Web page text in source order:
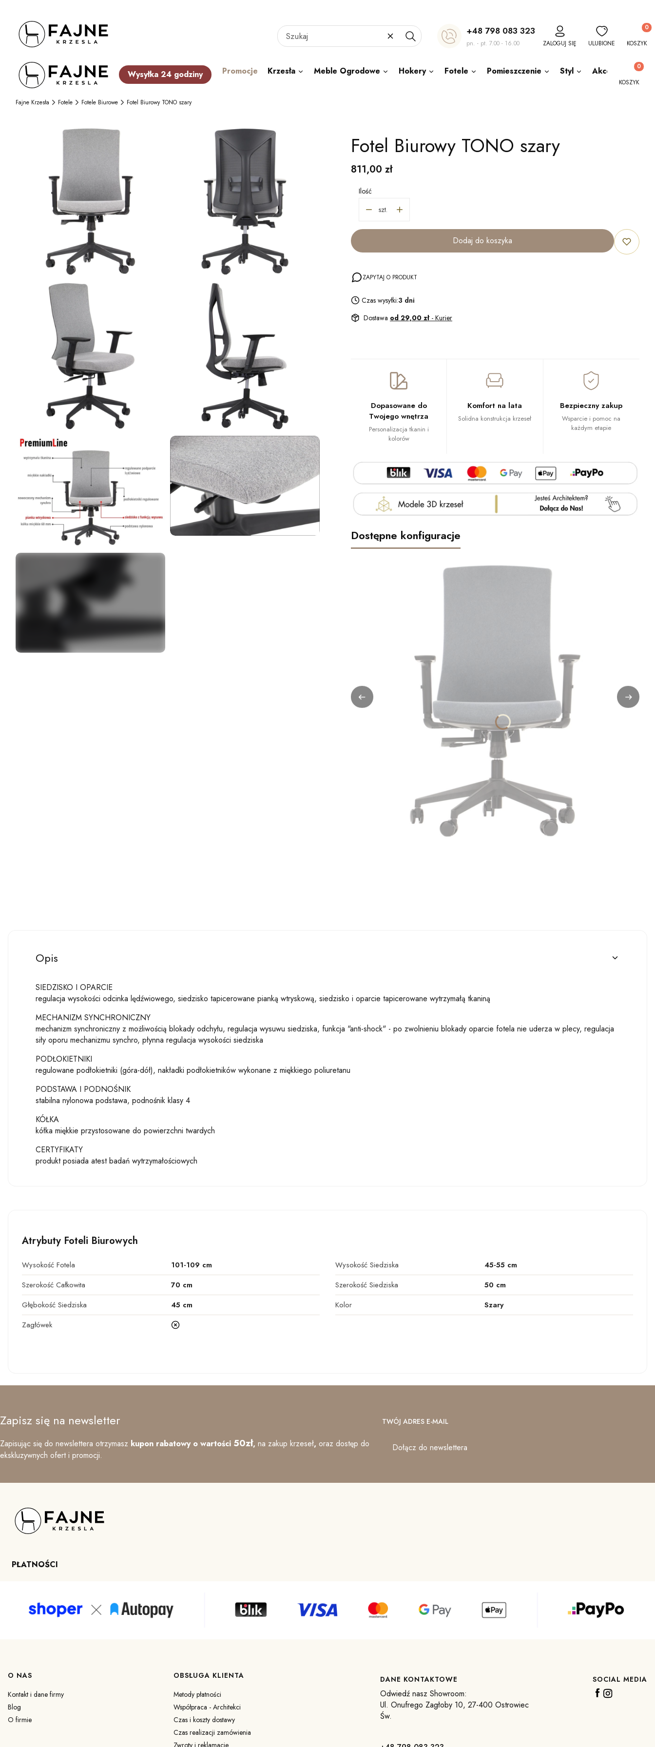
WyczyśćSzukaj
+48 798 083 323
pn. - pt. 7.00 - 16.00 ZALOGUJ SIĘ ULUBIONE KOSZYK
Wysyłka 24 godziny Promocje Krzesła Meble Ogrodowe Hokery Fotele Pomieszczenie Styl AkcesoriaProdukty
KOSZYK
Fajne Krzesła Fotele Fotele Biurowe Fotel Biurowy TONO szary
Fotel Biurowy TONO szary
Cena
811,00 zł
Ilość
szt.
Dodaj do koszyka
ZAPYTAJ O PRODUKT
Czas wysyłki:3 dni
Dostawa od 29,00 zł - Kurier
Dopasowane do
Twojego wnętrza
Personalizacja tkanin i
kolorów
Komfort na lata
Solidna konstrukcja krzeseł
Bezpieczny zakup
Wsparcie i pomoc na
każdym etapie
Dostępne konfiguracje
Opis
SIEDZISKO I OPARCIE
regulacja wysokości odcinka lędźwiowego, siedzisko tapicerowane pianką wtryskową, siedzisko i oparcie tapicerowane wytrzymałą tkaniną
MECHANIZM SYNCHRONICZNY
mechanizm synchroniczny z możliwością blokady odchyłu, regulacja wysuwu siedziska, funkcja "anti-shock" - po zwolnieniu blokady oparcie fotela nie uderza w plecy, regulacja
siły oporu mechanizmu synchro, płynna regulacja wysokości siedziska
PODŁOKIETNIKI
regulowane podłokietniki (góra-dół), nakładki podłokietników wykonane z miękkiego poliuretanu
PODSTAWA I PODNOŚNIK
stabilna nylonowa podstawa, podnośnik klasy 4
KÓŁKA
kółka miękkie przystosowane do powierzchni twardych
CERTYFIKATY
produkt posiada atest badań wytrzymałościowych
Atrybuty Foteli Biurowych
Wysokość Fotela 101-109 cm Wysokość Siedziska
45-55 cm
Szerokość Całkowita
70 cm Szerokość Siedziska
50 cm
Głębokość Siedziska
45 cm Kolor
Szary
Zagłówek
nie
Zapisz się na newsletter
Zapisując się do newslettera otrzymasz kupon rabatowy o wartości 50zł, na zakup krzeseł, oraz dostęp do
ekskluzywnych ofert i promocji.
TWÓJ ADRES E-MAIL
Dołącz do newslettera
PŁATNOŚCI
Linki w stopce
O NAS
Kontakt i dane firmy
Blog
O firmie
OBSŁUGA KLIENTA
Metody płatności
Współpraca - Architekci
Czas i koszty dostawy
Czas realizacji zamówienia
Zwroty i reklamacje
DANE KONTAKTOWE
Odwiedź nasz Showroom:
Ul. Onufrego Zagłoby 10, 27-400 Ostrowiec
Św.
SOCIAL MEDIA